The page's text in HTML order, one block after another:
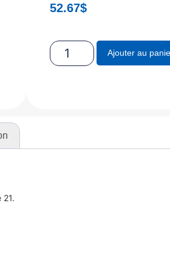
52.67$
Ajouter au
21.